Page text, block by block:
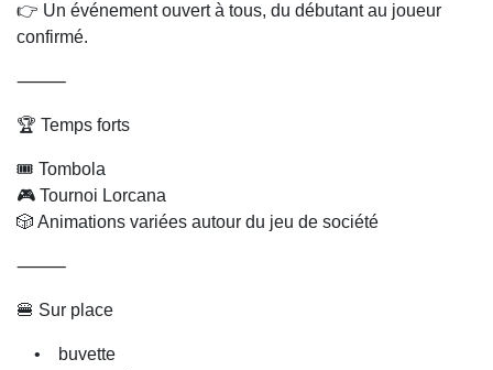
👉 Un événement ouvert à tous, du débutant au joueur
confirmé.
⸻
🏆 Temps forts
🎟️ Tombola
🎮 Tournoi Lorcana
🎲 Animations variées autour du jeu de société
⸻
🍔 Sur place
• buvette